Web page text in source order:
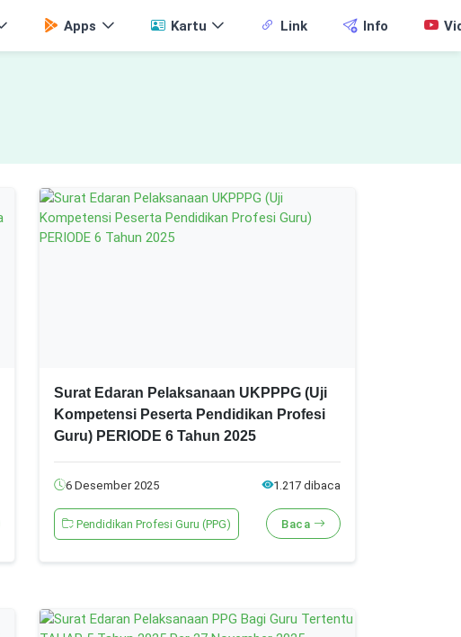
Apps Kartu Link Info
Surat Edaran Pelaksanaan UKPPPG (Uji
Kompetensi Peserta Pendidikan Profesi
Guru) PERIODE 6 Tahun 2025
6 Desember 2025 1.217 dibaca
Pendidikan Profesi Guru (PPG) Baca